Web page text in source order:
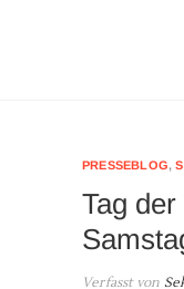
PRESSEBLOG,
Tag
Verfasst von